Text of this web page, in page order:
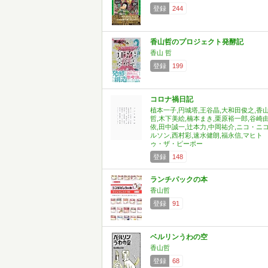
登録
244
香山哲のプロジェクト発酵記
香山 哲
登録
199
コロナ禍日記
植本一子,円城塔,王谷晶,大和田俊之,香山
哲,木下美絵,楠本まき,栗原裕一郎,谷崎由
依,田中誠一,辻本力,中岡祐介,ニコ・ニコ
ルソン,西村彩,速水健朗,福永信,マヒト
ゥ・ザ・ピーポー
登録
148
ランチパックの本
香山哲
登録
91
ベルリンうわの空
香山哲
登録
68